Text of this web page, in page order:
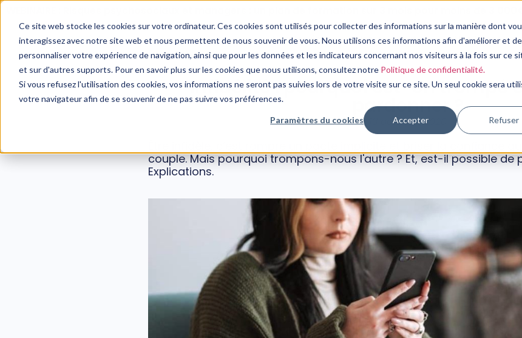
Ce site web stocke les cookies sur votre ordinateur. Ces cookies sont utilisés pour collecter des informations sur la manière dont
interagissez avec notre site web et nous permettent de nous souvenir de vous. Nous utilisons ces informations afin d'améliorer et de
personnaliser votre expérience de navigation, ainsi que pour les données et les indicateurs concernant nos visiteurs à la fois sur ce
et sur d'autres supports. Pour en savoir plus sur les cookies que nous utilisons, consultez notre Politique de confidentialité.
Si vous refusez l'utilisation des cookies, vos informations ne seront pas suivies lors de votre visite sur ce site. Un seul cookie sera
votre navigateur afin de se souvenir de ne pas suivre vos préférences.
Paramètres du cookies Accepter Refuser
WEBINAIRE : Risques psychosociaux et managers : un plan de formation sur 3 mois pour moins de 3
Nos Services Notre Expertise Nos Ressources
PSYCHOLOGIE
Infidélité : pourquoi est-on trompé
pardonner ?
13 octobre, 2020
Être infidèle, c’est rompre un pacte implicite et briser la confiance
couple. Mais pourquoi trompons-nous l'autre ? Et, est-il possible de
Explications.